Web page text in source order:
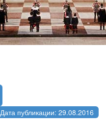
Дата публикации: 29.08.2016